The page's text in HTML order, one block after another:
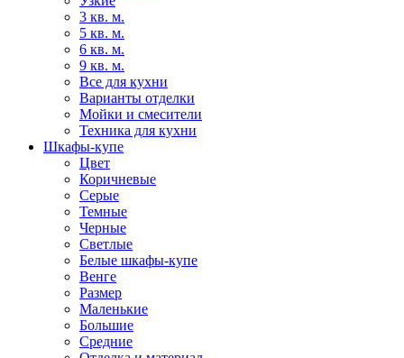
3 кв. м.
5 кв. м.
6 кв. м.
9 кв. м.
Все для кухни
Варианты отделки
Мойки и смесители
Техника для кухни
Шкафы-купе
Цвет
Коричневые
Серые
Темные
Черные
Светлые
Белые шкафы-купе
Венге
Размер
Маленькие
Большие
Средние